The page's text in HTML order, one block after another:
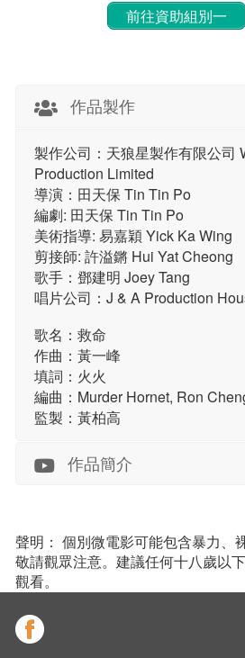
前往資助組別一
作品製作
製作公司：天狼星製作有限公司
Production Limited
導演：田天保 Tin Tin Po
編劇: 田天保 Tin Tin Po
美術指導: 易嘉穎 Yick Ka Wing
剪接師: 許溢鏘 Hui Yat Cheong
歌手：鄧建明 Joey Tang
唱片公司：J & A Production
歌名：救命
作曲：黃一峰
填詞：火火
編曲：Murder Hornet, Ron
監製：黃柏高
作品簡介
聲明： 個別微電影可能包含暴力、
敬請觀眾注意。建議任何十八歲以
觀看。